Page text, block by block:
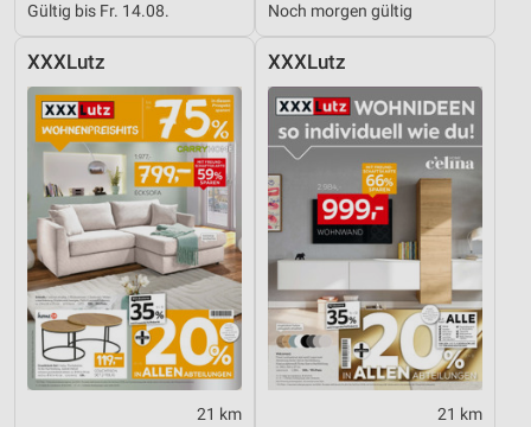
Gültig bis Fr. 14.08. Noch morgen gültig
XXXLutz
21 km
XXXLutz
21 km